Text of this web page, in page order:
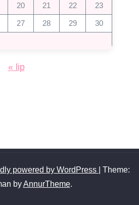
20 21 22 23
27 28 29 30
« lip
powered by WordPress
Theme:
byAnnurTheme.